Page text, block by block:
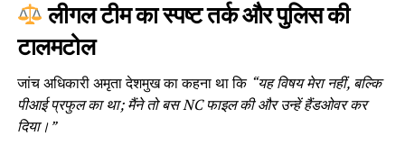
लीगल टीम का स्पष्ट तर्क और पुलिस की
टालमटोल
जांच अधिकारी अमृता देशमुख का कहना था कि “यह विषय मेरा नहीं, बल्कि
पीआई प्रफुल का था; मैंने तो बस NC फाइल की और उन्हें हैंडओवर कर
दिया।”